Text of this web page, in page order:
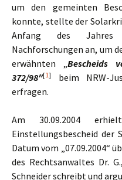
um den gemeinten
konnte, stellte der
Anfang des
Nachforschungen an, um
erwähnten „Bescheids
372/98″[1]
beim NRW-
erfragen.
Am 30.09.2004
Einstellungsbescheid der
Datum vom „07.09.2004“
des Rechtsanwaltes Dr.
Schneider schreibt und